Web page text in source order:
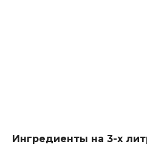
Ингредиенты на 3-х